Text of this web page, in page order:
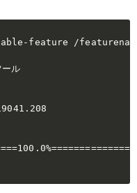
feature /
ール